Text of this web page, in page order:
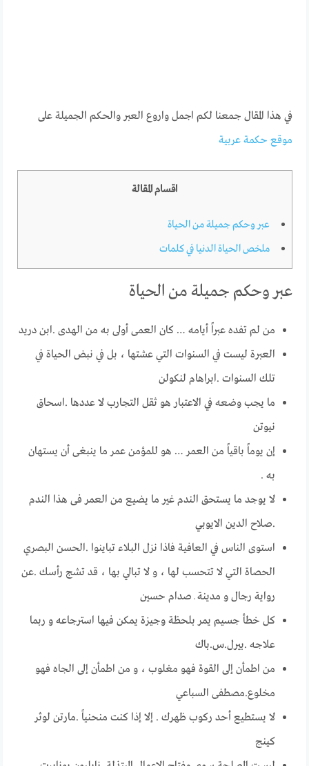
في هذا المقال جمعنا لكم اجمل واروع العبر والحكم الجميلة على
موقع حكمة عربية
اقسام المقالة
عبر وحكم جميلة من الحياة
ملخص الحياة الدنيا في كلمات
عبر وحكم جميلة من الحياة
من لم تفده عبراً أيامه … كان العمى أولى به من الهدى .ابن دريد
العبرة ليست في السنوات التي عشتها ، بل في نبض الحياة في
تلك السنوات .ابراهام لنكولن
ما يجب وضعه في الاعتبار هو ثقل التجارب لا عددها .اسحاق
نيوتن
إن يوماً باقياً من العمر … هو للمؤمن عمر ما ينبغى أن يستهان
به .
لا يوجد ما يستحق الندم غير ما يضيع من العمر فى هذا الندم
.صلاح الدين الايوبي
استوى الناس في العافية فاذا نزل البلاء تباينوا .الحسن البصري
الحصاة التي لا تتحسب لها ، و لا تبالي بها ، قد تشج رأسك .عن
رواية رجال و مدينة ـ صدام حسين
كل خطأ جسيم يمر بلحظة وجيزة يمكن فيها استرجاعه و ربما
علاجه .بيرل.س.باك
من اطمأن إلى القوة فهو مغلوب ، و من اطمأن إلى الجاه فهو
مخلوع.مصطفى السباعي
لا يستطيع أحد ركوب ظهرك . إلا إذا كنـت منحنياً .مارتن لوثر
كينج